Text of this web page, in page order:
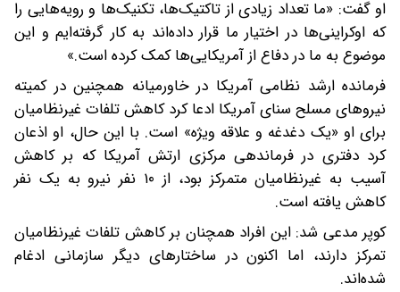
او گفت: «ما تعداد زیادی از تاکتیک‌ها، تکنیک‌ها و رویه‌هایی را
که اوکراینی‌ها در اختیار ما قرار داده‌اند به کار گرفته‌ایم و این
موضوع به ما در دفاع از آمریکایی‌ها کمک کرده است.»
فرمانده ارشد نظامی آمریکا در خاورمیانه همچنین در کمیته
نیروهای مسلح سنای آمریکا ادعا کرد کاهش تلفات غیرنظامیان
برای او «یک دغدغه و علاقه ویژه» است. با این حال، او اذعان
کرد دفتری در فرماندهی مرکزی ارتش آمریکا که بر کاهش
آسیب به غیرنظامیان متمرکز بود، از ۱۰ نفر نیرو به یک نفر
کاهش یافته است.
کوپر مدعی شد: این افراد همچنان بر کاهش تلفات غیرنظامیان
تمرکز دارند، اما اکنون در ساختارهای دیگر سازمانی ادغام
شده‌اند.